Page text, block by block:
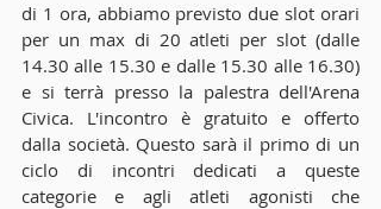
di 1 ora, abbiamo previsto due slot orari
per un max di 20 atleti per slot (dalle
14.30 alle 15.30 e dalle 15.30 alle 16.30)
e si terrà presso la palestra dell'Arena
Civica. L'incontro è gratuito e offerto
dalla società. Questo sarà il primo di un
ciclo di incontri dedicati a queste
categorie e agli atleti agonisti che